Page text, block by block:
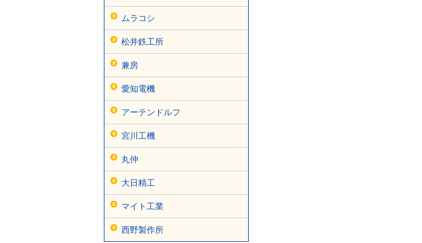
ムラコシ
松井鉄工所
兼房
愛知電機
アーテンドルフ
宮川工機
丸仲
大日精工
マイト工業
西野製作所